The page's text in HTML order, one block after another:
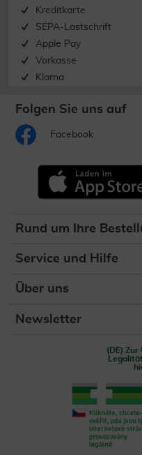
Kreditkarte
SEPA-Lastschrift
Apple Pay
Vorkasse
Klarna
Folgen Sie uns auf
Facebook
Rund um Ihre
Service und Hilfe
Über uns
Newsletter
(DE)